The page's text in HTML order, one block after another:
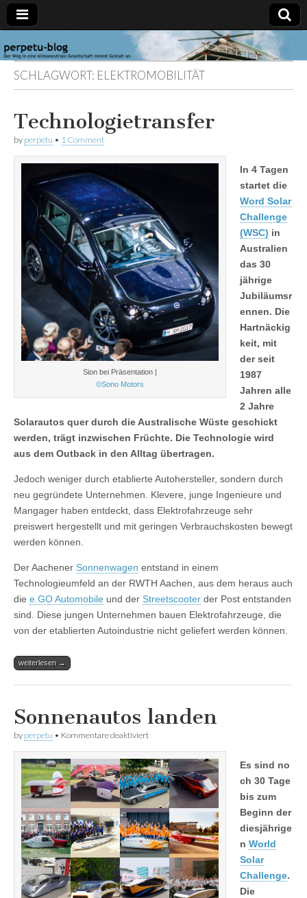
perpetu-
blog
Der Weg in
klimaneutrale
Gesellschaft
Gestalt an
SCHLAGWORT: ELEKTROMOBILITÄT
Technologietransfer
by perpetu • 1 Comment
Sion bei Präsentation |
©Sono Motors
In 4 Tagen
startet die
Word Solar
Challenge
(WSC) in
Australien
das 30
jährige
Jubiläumsr
ennen. Die
Hartnäckig
keit, mit
der seit
1987
Jahren alle
2 Jahre
Solarautos quer durch die Australische Wüste geschickt
werden, trägt inzwischen Früchte. Die Technologie wird
aus dem Outback in den Alltag übertragen.
Jedoch weniger durch etablierte Autohersteller, sondern durch
neu gegründete Unternehmen. Klevere, junge Ingenieure und
Mangager haben entdeckt, dass Elektrofahrzeuge sehr
preiswert hergestellt und mit geringen Verbrauchskosten bewegt
werden können.
Der Aachener Sonnenwagen entstand in einem
Technologieumfeld an der RWTH Aachen, aus dem heraus auch
die e.GO Automobile und der Streetscooter der Post entstanden
sind. Diese jungen Unternehmen bauen Elektrofahrzeuge, die
von der etablierten Autoindustrie nicht geliefert werden können.
weiterlesen →
Sonnenautos landen
by perpetu • Kommentare deaktiviertfür
landen
Es sind no
ch 30 Tage
bis zum
Beginn der
diesjährige
n World
Solar
Challenge.
Die